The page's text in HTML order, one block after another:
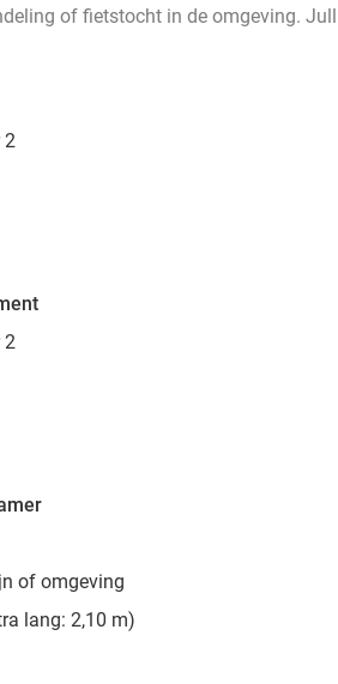
of fietstocht in de omgeving.
2
2
of omgeving
lang: 2,10 m)